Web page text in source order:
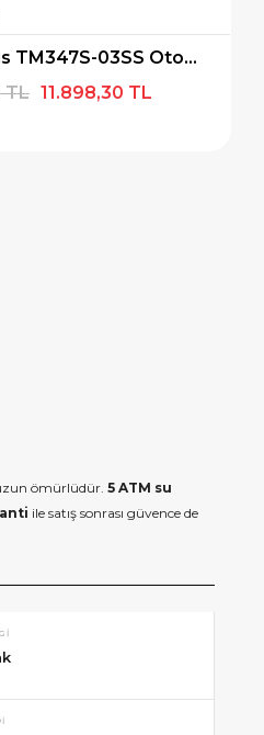
Momentus TM347S-03SS Otomatik Erkek Kol Saati
11.898,30 TL
TL
ömürlüdür. 5 ATM su
ile satış sonrası güvence de